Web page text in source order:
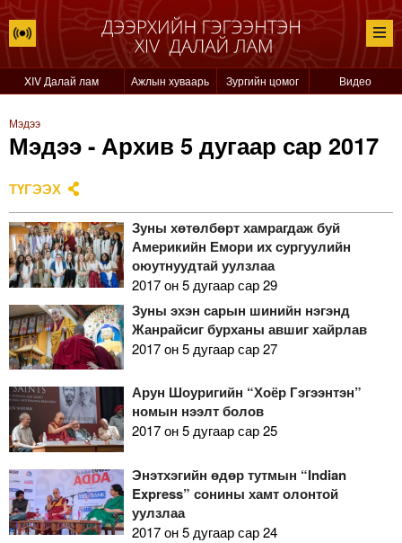
XIV Далай лам Ажлын хуваарь Зургийн цомог Видео
Мэдээ
Мэдээ - Архив 5 дугаар сар 2017
ТҮГЭЭХ
Зуны хөтөлбөрт хамрагдаж буй
Америкийн Емори их сургуулийн
оюутнуудтай уулзлаа
2017 он 5 дугаар сар 29
Зуны эхэн сарын шинийн нэгэнд
Жанрайсиг бурханы авшиг хайрлав
2017 он 5 дугаар сар 27
Арун Шоуригийн “Хоёр Гэгээнтэн”
номын нээлт болов
2017 он 5 дугаар сар 25
Энэтхэгийн өдөр тутмын “Indian
Express” сонины хамт олонтой
уулзлаа
2017 он 5 дугаар сар 24